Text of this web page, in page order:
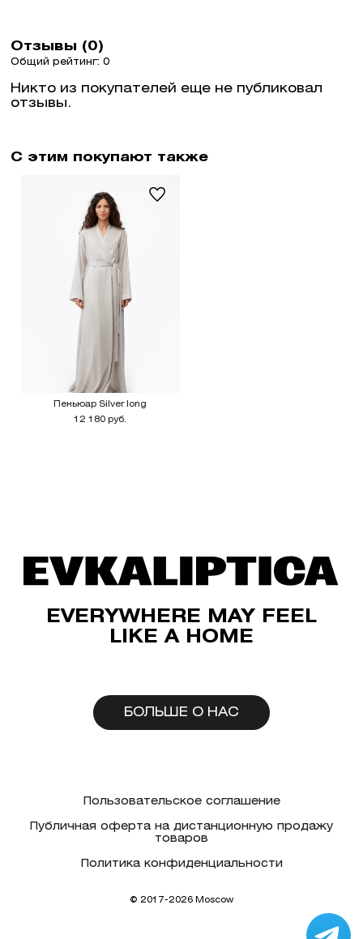
Отзывы (0)
Общий рейтинг: 0
Никто из покупателей еще не публиковал
отзывы.
С этим покупают также
Пеньюар Silver long
12 180 руб.
EVERYWHERE MAY FEEL
LIKE A HOME
БОЛЬШЕ О НАС
Пользовательское соглашение
Публичная оферта на дистанционную продажу
товаров
Политика конфиденциальности
© 2017-2026 Moscow